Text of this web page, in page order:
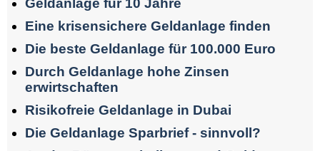
Eine krisensichere Geldanlage finden
Die beste Geldanlage für 100.000 Euro
Durch Geldanlage hohe Zinsen
erwirtschaften
Risikofreie Geldanlage in Dubai
Die Geldanlage Sparbrief - sinnvoll?